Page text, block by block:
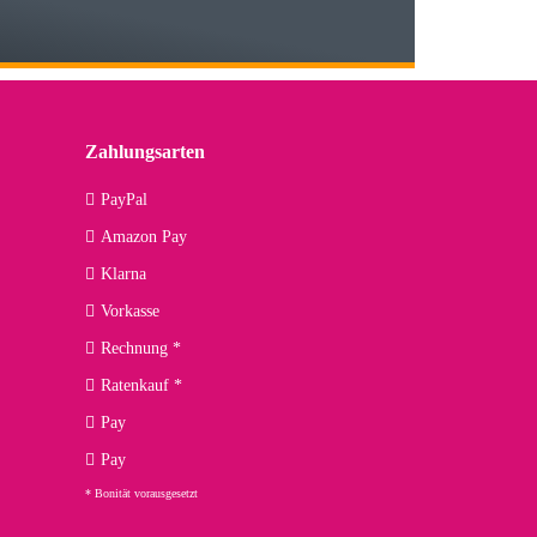
kommenden Jahren herausstellen. Spannend wird es falls
Zahlungsarten
PayPal
Amazon Pay
Klarna
Vorkasse
Rechnung *
Ratenkauf *
Pay
Pay
* Bonität vorausgesetzt